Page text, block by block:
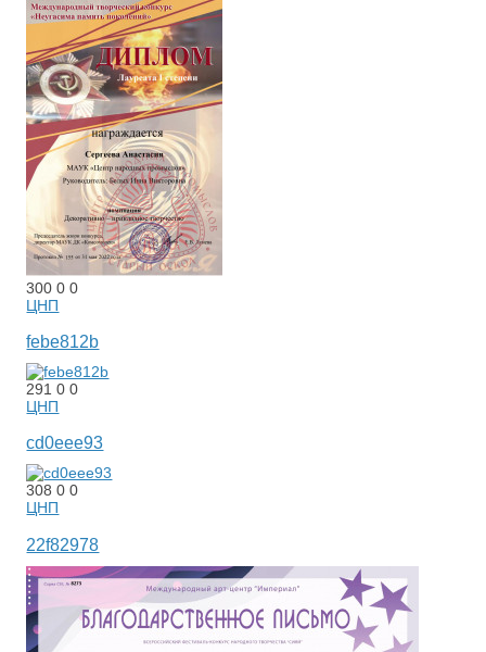
30000
ЦНП
febe812b
29100
ЦНП
cd0eee93
30800
ЦНП
22f82978